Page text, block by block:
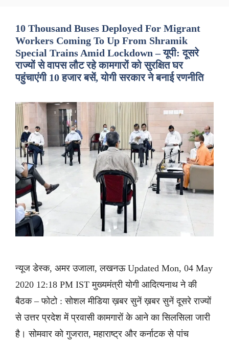
10 Thousand Buses Deployed For Migrant
Workers Coming To Up From Shramik
Special Trains Amid Lockdown – यूपी: दूसरे
राज्यों से वापस लौट रहे कामगारों को सुरक्षित घर
पहुंचाएंगी 10 हजार बसें, योगी सरकार ने बनाई रणनीति
न्यूज डेस्क, अमर उजाला, लखनऊ Updated Mon, 04 May
2020 12:18 PM IST मुख्यमंत्री योगी आदित्यनाथ ने की
बैठक – फोटो : सोशल मीडिया ख़बर सुनें ख़बर सुनें दूसरे राज्यों
से उत्तर प्रदेश में प्रवासी कामगारों के आने का सिलसिला जारी
है। सोमवार को गुजरात, महाराष्ट्र और कर्नाटक से पांच